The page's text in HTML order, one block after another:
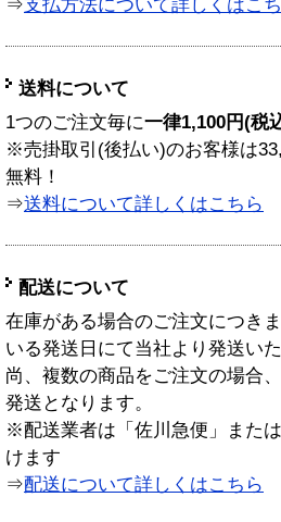
⇒支払方法について詳しくはこ
送料について
1つのご注文毎に一律1,100円(税
※売掛取引(後払い)のお客様は
無料！
⇒送料について詳しくはこちら
配送について
在庫がある場合のご注文につき
いる発送日にて当社より発送い
尚、複数の商品をご注文の場合
発送となります。
※配送業者は「佐川急便」また
けます
⇒配送について詳しくはこちら